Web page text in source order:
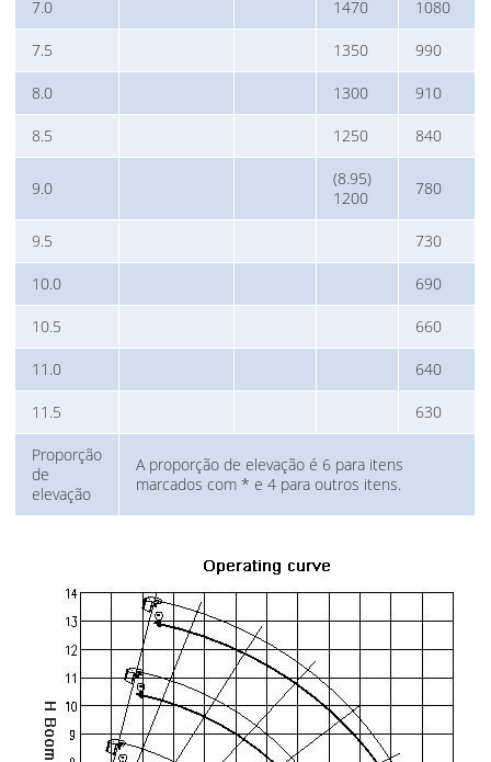
7.0 1470 1080
7.5 1350 990
8.0 1300 910
8.5 1250 840
9.0
(8.95)
1200
780
9.5 730
10.0 690
10.5 660
11.0 640
11.5 630
Proporção
de
elevação
A proporção de elevação é 6 para itens
marcados com * e 4 para outros itens.